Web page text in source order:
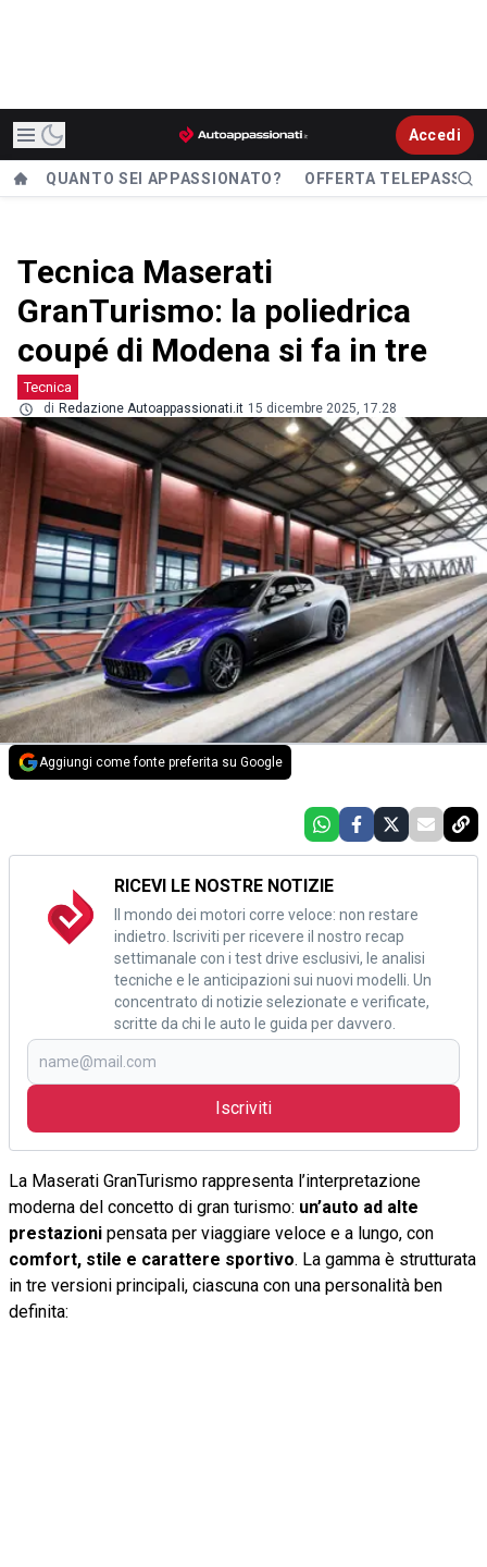
Accedi
QUANTO SEI APPASSIONATO? OFFERTA TELEPASS
Tecnica Maserati
GranTurismo: la poliedrica
coupé di Modena si fa in tre
Tecnica
di Redazione Autoappassionati.it 15 dicembre 2025, 17.28
Aggiungi come fonte preferita su Google
RICEVI LE NOSTRE NOTIZIE
Il mondo dei motori corre veloce: non restare
indietro. Iscriviti per ricevere il nostro recap
settimanale con i test drive esclusivi, le analisi
tecniche e le anticipazioni sui nuovi modelli. Un
concentrato di notizie selezionate e verificate,
scritte da chi le auto le guida per davvero.
Iscriviti
La Maserati GranTurismo rappresenta l’interpretazione
moderna del concetto di gran turismo: un’auto ad alte
prestazioni pensata per viaggiare veloce e a lungo, con
comfort, stile e carattere sportivo. La gamma è strutturata
in tre versioni principali, ciascuna con una personalità ben
definita: